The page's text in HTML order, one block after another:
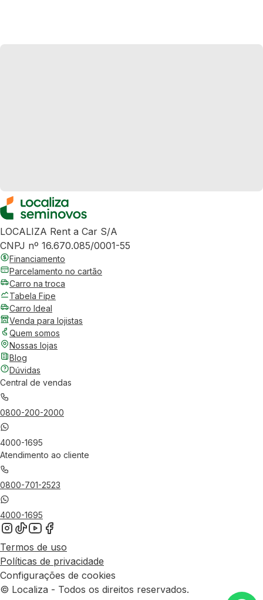
LOCALIZA Rent a Car S/A
CNPJ nº 16.670.085/0001-55
Financiamento
Parcelamento no cartão
Carro na troca
Tabela Fipe
Carro Ideal
Venda para lojistas
Quem somos
Nossas lojas
Blog
Dúvidas
Central de vendas
0800-200-2000
4000-1695
Atendimento ao cliente
0800-701-2523
4000-1695
Termos de uso
Políticas de privacidade
Configurações de cookies
© Localiza - Todos os direitos reservados.